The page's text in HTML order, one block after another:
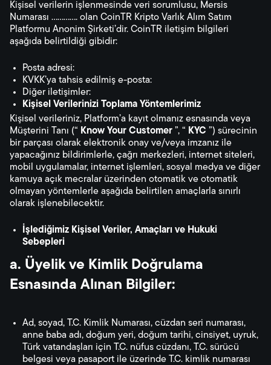
Kişisel verilerin işlenmesinde veri sorumlusu, Mersis
Numarası …………. olan CoinTR Kripto Varlık Alım Satım
Platformu Anonim Şirketi’dir. CoinTR iletişim bilgileri
aşağıda belirtildiği gibidir:
Posta adresi:
KVKK’ya tahsis edilmiş e-posta:
Diğer iletişimler:
Kişisel Verilerinizi Toplama Yöntemlerimiz
Kişisel verileriniz, Platform’a kayıt olmanız esnasında veya
Müşterini Tanı (“ Know Your Customer ”, “ KYC ”) sürecinin
bir parçası olarak elektronik onay ve/veya imzanız ile
yapacağınız bildirimlerle, çağrı merkezleri, internet siteleri,
mobil uygulamalar, internet işlemleri, sosyal medya ve diğer
kamuya açık mecralar üzerinden otomatik ve otomatik
olmayan yöntemlerle aşağıda belirtilen amaçlarla sınırlı
olarak işlenebilecektir.
İşlediğimiz Kişisel Veriler, Amaçları ve Hukuki
Sebepleri
a. Üyelik ve Kimlik Doğrulama
Esnasında Alınan Bilgiler:
Ad, soyad, T.C. Kimlik Numarası, cüzdan seri numarası,
anne baba adı, doğum yeri, doğum tarihi, cinsiyet, uyruk,
Türk vatandaşları için T.C. nüfus cüzdanı, T.C. sürücü
belgesi veya pasaport ile üzerinde T.C. kimlik numarası